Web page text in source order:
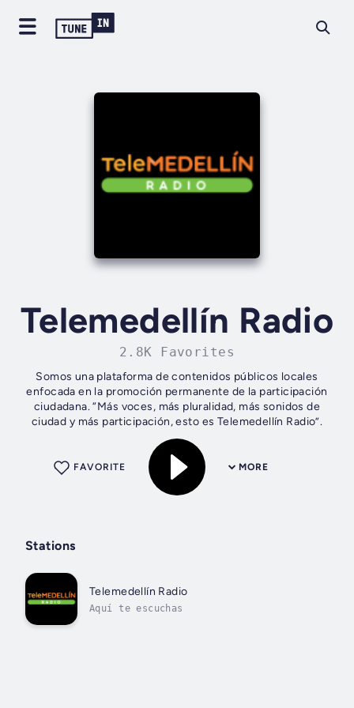
Telemedellín Radio
2.8K Favorites
Somos una plataforma de contenidos públicos locales
enfocada en la promoción permanente de la participación
ciudadana. “Más voces, más pluralidad, más sonidos de
ciudad y más participación, esto es Telemedellín Radio”.
MORE
FAVORITE
Stations
Telemedellín Radio
Aquí te escuchas